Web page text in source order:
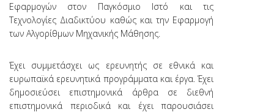
Εφαρμογών στον Παγκόσμιο Ιστό και τις
Τεχνολογίες Διαδικτύου καθώς και την Εφαρμογή
των Αλγορίθμων Μηχανικής Μάθησης.
Έχει συμμετάσχει ως ερευνητής σε εθνικά και
ευρωπαϊκά ερευνητικά προγράμματα και έργα. Έχει
δημοσιεύσει επιστημονικά άρθρα σε διεθνή
επιστημονικά περιοδικά και έχει παρουσιάσει